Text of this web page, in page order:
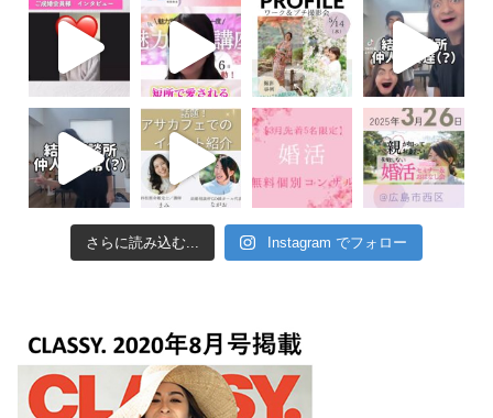
さらに読み込む... Instagram でフォロー